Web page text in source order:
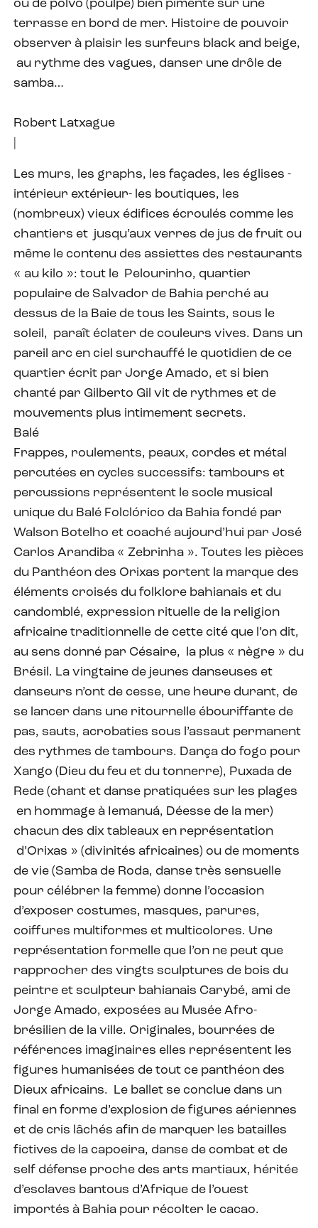
ou de polvo (poulpe) bien pimenté sur une
terrasse en bord de mer. Histoire de pouvoir
observer à plaisir les surfeurs black and beige,
au rythme des vagues, danser une drôle de
samba…
Robert Latxague
Les murs, les graphs, les façades, les églises -
intérieur extérieur- les boutiques, les
(nombreux) vieux édifices écroulés comme les
chantiers et jusqu’aux verres de jus de fruit ou
même le contenu des assiettes des restaurants
« au kilo »: tout le Pelourinho, quartier
populaire de Salvador de Bahia perché au
dessus de la Baie de tous les Saints, sous le
soleil, paraît éclater de couleurs vives. Dans un
pareil arc en ciel surchauffé le quotidien de ce
quartier écrit par Jorge Amado, et si bien
chanté par Gilberto Gil vit de rythmes et de
mouvements plus intimement secrets.
Balé
Frappes, roulements, peaux, cordes et métal
percutées en cycles successifs: tambours et
percussions représentent le socle musical
unique du Balé Folclórico da Bahia fondé par
Walson Botelho et coaché aujourd’hui par José
Carlos Arandiba « Zebrinha ». Toutes les pièces
du Panthéon des Orixas portent la marque des
éléments croisés du folklore bahianais et du
candomblé, expression rituelle de la religion
africaine traditionnelle de cette cité que l’on dit,
au sens donné par Césaire, la plus « nègre » du
Brésil. La vingtaine de jeunes danseuses et
danseurs n’ont de cesse, une heure durant, de
se lancer dans une ritournelle ébouriffante de
pas, sauts, acrobaties sous l’assaut permanent
des rythmes de tambours. Dança do fogo pour
Xango (Dieu du feu et du tonnerre), Puxada de
Rede (chant et danse pratiquées sur les plages
en hommage à Iemanuá, Déesse de la mer)
chacun des dix tableaux en représentation
d’Orixas » (divinités africaines) ou de moments
de vie (Samba de Roda, danse très sensuelle
pour célébrer la femme) donne l’occasion
d’exposer costumes, masques, parures,
coiffures multiformes et multicolores. Une
représentation formelle que l’on ne peut que
rapprocher des vingts sculptures de bois du
peintre et sculpteur bahianais Carybé, ami de
Jorge Amado, exposées au Musée Afro-
brésilien de la ville. Originales, bourrées de
références imaginaires elles représentent les
figures humanisées de tout ce panthéon des
Dieux africains. Le ballet se conclue dans un
final en forme d’explosion de figures aériennes
et de cris lâchés afin de marquer les batailles
fictives de la capoeira, danse de combat et de
self défense proche des arts martiaux, héritée
d’esclaves bantous d’Afrique de l’ouest
importés à Bahia pour récolter le cacao.